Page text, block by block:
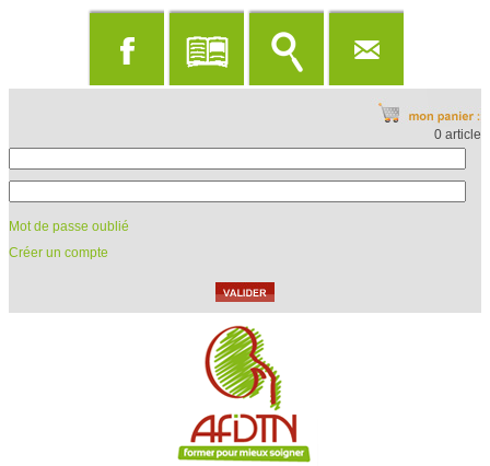
0 article
Mot de passe oublié
Créer un compte